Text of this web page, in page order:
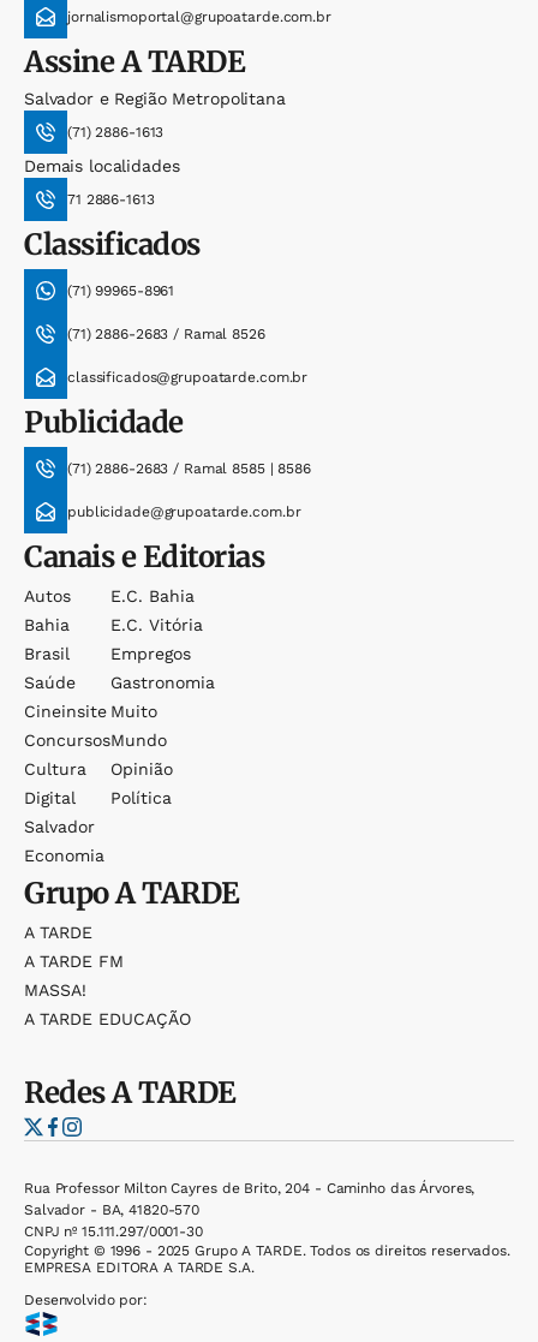
jornalismoportal@grupoatarde.com.br
AssineA TARDE
Salvador e Região Metropolitana
(71) 2886-1613
Demais localidades
71 2886-1613
Classificados
(71) 99965-8961
(71) 2886-2683 / Ramal 8526
classificados@grupoatarde.com.br
Publicidade
(71) 2886-2683 / Ramal 8585 | 8586
publicidade@grupoatarde.com.br
Canais e Editorias
Autos
Bahia
Brasil
Saúde
Cineinsite
Concursos
Cultura
Digital
Salvador
Economia
E.c. Bahia
E.c. Vitória
Empregos
Gastronomia
Muito
Mundo
Opinião
Política
GrupoA TARDE
A TARDE
A TARDE FM
MASSA!
A TARDE EDUCAÇÃO
RedesA TARDE
Rua Professor Milton Cayres de Brito, 204 - Caminho das Árvores,
Salvador - BA, 41820-570
CNPJ nº 15.111.297/0001-30
Copyright © 1996 - 2025 Grupo A TARDE. Todos os direitos reservados.
EMPRESA EDITORA A TARDE S.A.
Desenvolvido por: